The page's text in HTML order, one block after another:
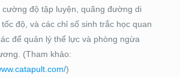
cường độ tập luyện, quãng đường di
độ, và các chỉ số sinh trắc học quan
để quản lý thể lực và phòng ngừa
(Tham khảo:
)